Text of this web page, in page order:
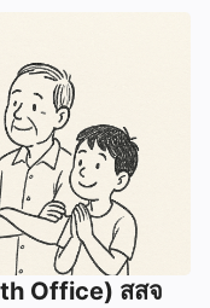
Office) สสจ